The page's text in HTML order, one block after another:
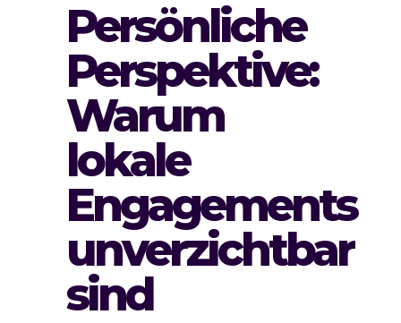
Persönliche
Perspektive:
Warum
lokale
Engagements
unverzichtbar
sind